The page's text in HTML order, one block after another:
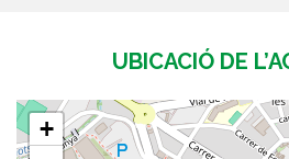
UBICACIÓ DE
+